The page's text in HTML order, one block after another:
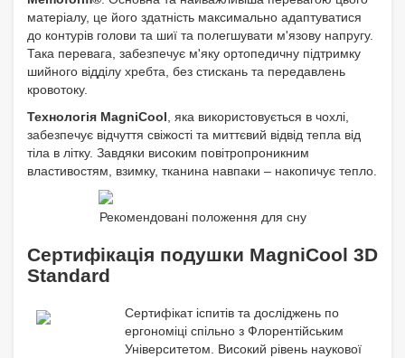
матеріалу, це його здатність максимально адаптуватися
до контурів голови та шиї та полегшувати м'язову напругу.
Така перевага, забезпечує м'яку ортопедичну підтримку
шийного відділу хребта, без стискань та передавлень
кровотоку.
Технологія MagniCool , яка використовується в чохлі,
забезпечує відчуття свіжості та миттєвий відвід тепла від
тіла в літку. Завдяки високим повітропроникним
властивостям, взимку, тканина навпаки – накопичує тепло.
Рекомендовані положення для сну
Сертифікація подушки MagniCool 3D
Standard
Сертифікат іспитів та досліджень по
ергономіці спільно з Флорентійським
Університетом. Високий рівень наукової